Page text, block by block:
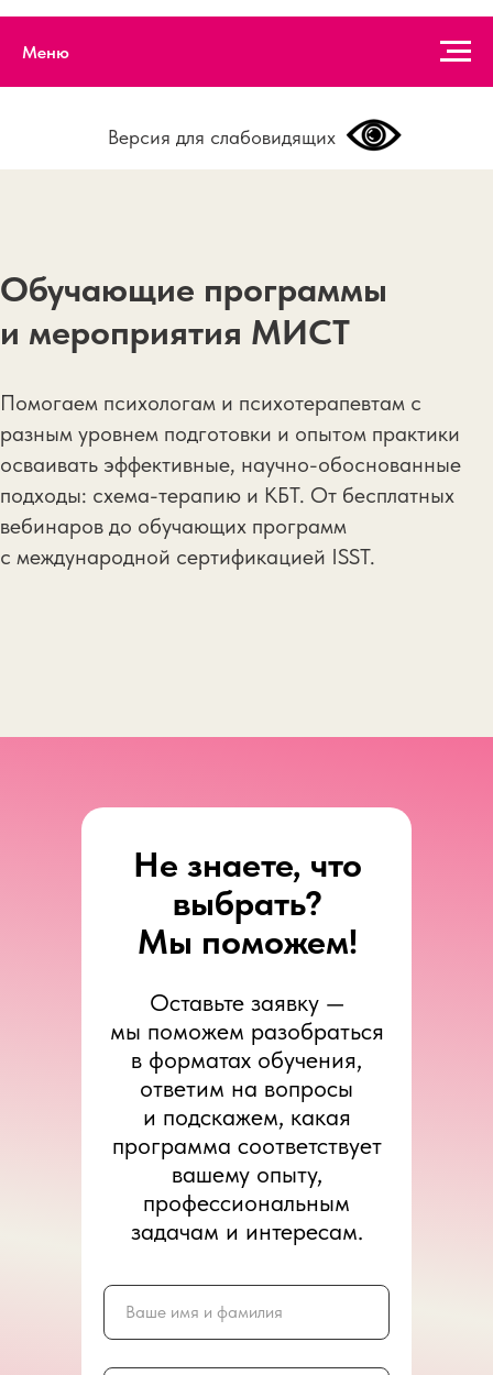
Меню
Версия для слабовидящих
Обучающие программы
и мероприятия МИСТ
Помогаем психологам и психотерапевтам с
разным уровнем подготовки и опытом практики
осваивать эффективные, научно-обоснованные
подходы: схема-терапию и КБТ. От бесплатных
вебинаров до обучающих программ
с международной сертификацией ISST.
Не знаете, что
выбрать?
Мы поможем!
Оставьте заявку —
мы поможем разобраться
в форматах обучения,
ответим на вопросы
и подскажем, какая
программа соответствует
вашему опыту,
профессиональным
задачам и интересам.
Ваше имя и фамилия